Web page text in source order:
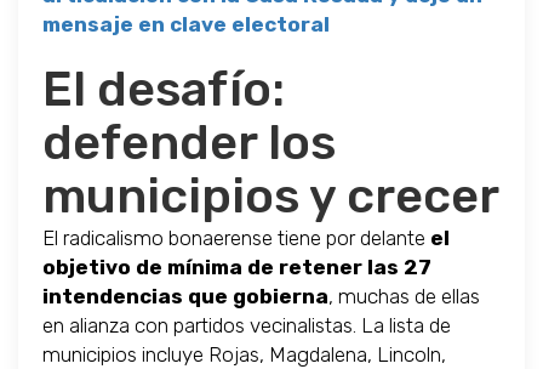
mensaje en clave electoral
El desafío:
defender los
municipios y crecer
El radicalismo bonaerense tiene por delante el
objetivo de mínima de retener las 27
intendencias que gobierna, muchas de ellas
en alianza con partidos vecinalistas. La lista de
municipios incluye Rojas, Magdalena, Lincoln,